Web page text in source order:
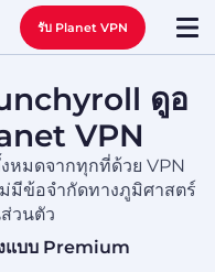
รับ Planet VPN
ดูอ
VPN
หมดจากทุกที่ด้วย VPN
มีข้อจำกัดทางภูมิศาสตร์
วนตัว
งแบบ Premium